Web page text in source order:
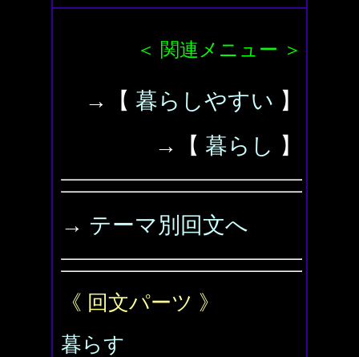
＜ 関連メニュー ＞
→【 暮らしやすい 】
→【 暮らし 】
→ テーマ別回文へ
《 回文パーツ 》
暮らす